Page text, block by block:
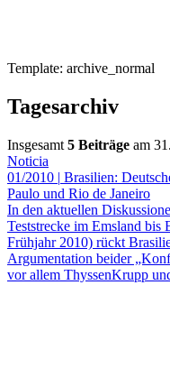
Template: archive_normal
Tagesarchiv
Insgesamt 5 Beiträge am
Noticia
01/2010 | Brasilien:
Paulo und Rio de Janeiro
In den aktuellen
Teststrecke im Emsland bis
Frühjahr 2010) rückt
Argumentation beider
vor allem ThyssenKrupp